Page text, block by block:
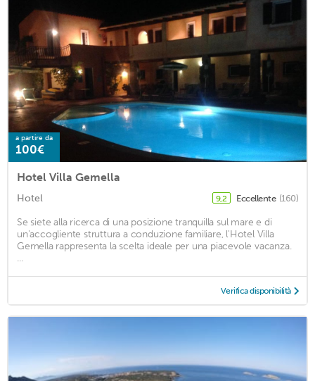
a partire da
100€
Hotel Villa Gemella
Hotel 9,2 Eccellente (160)
Se siete alla ricerca di una posizione tranquilla sul mare e di
un'accogliente struttura a conduzione familiare, l'Hotel Villa
Gemella rappresenta la scelta ideale per una piacevole vacanza.
...
Verifica disponibilità